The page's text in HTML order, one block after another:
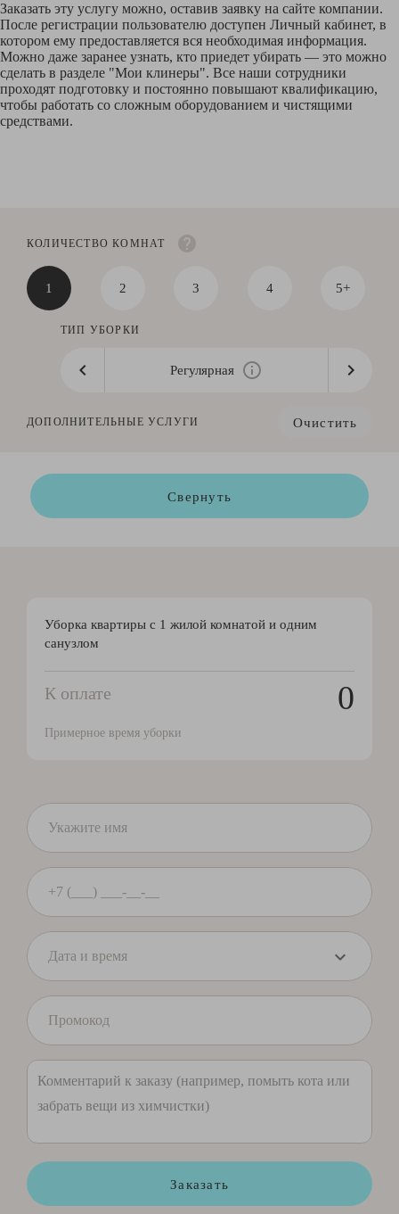
Заказать эту услугу можно, оставив заявку на сайте компании.
После регистрации пользователю доступен Личный кабинет, в
котором ему предоставляется вся необходимая информация.
Можно даже заранее узнать, кто приедет убирать — это можно
сделать в разделе "Мои клинеры". Все наши сотрудники
проходят подготовку и постоянно повышают квалификацию,
чтобы работать со сложным оборудованием и чистящими
средствами.
КОЛИЧЕСТВО КОМНАТ
1 2 3 4 5+
ТИП УБОРКИ
Регулярная
ДОПОЛНИТЕЛЬНЫЕ УСЛУГИ Очистить
Свернуть
Уборка квартиры с 1 жилой комнатой и одним
санузлом
К оплате 0
Примерное время уборки
Заказать